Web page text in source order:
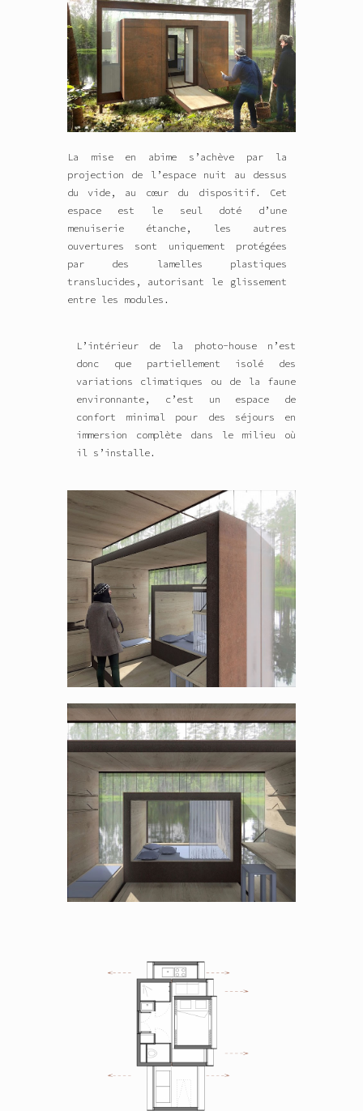
La mise en abime s’achève par la
projection de l’espace nuit au dessus
du vide, au cœur du dispositif. Cet
espace est le seul doté d’une
menuiserie étanche, les autres
ouvertures sont uniquement protégées
par des lamelles plastiques
translucides, autorisant le glissement
entre les modules.
L’intérieur de la photo-house n’est
donc que partiellement isolé des
variations climatiques ou de la faune
environnante, c’est un espace de
confort minimal pour des séjours en
immersion complète dans le milieu où
il s’installe.